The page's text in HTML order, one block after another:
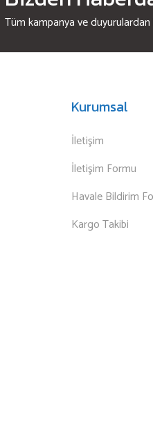
Tüm kampanya ve
Kurumsal
İletişim
İletişim Formu
Havale Bildirim
Kargo Takibi